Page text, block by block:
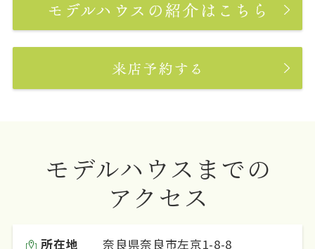
モデルハウスまでの
アクセス
所在地
奈良県奈良市左京1-8-8